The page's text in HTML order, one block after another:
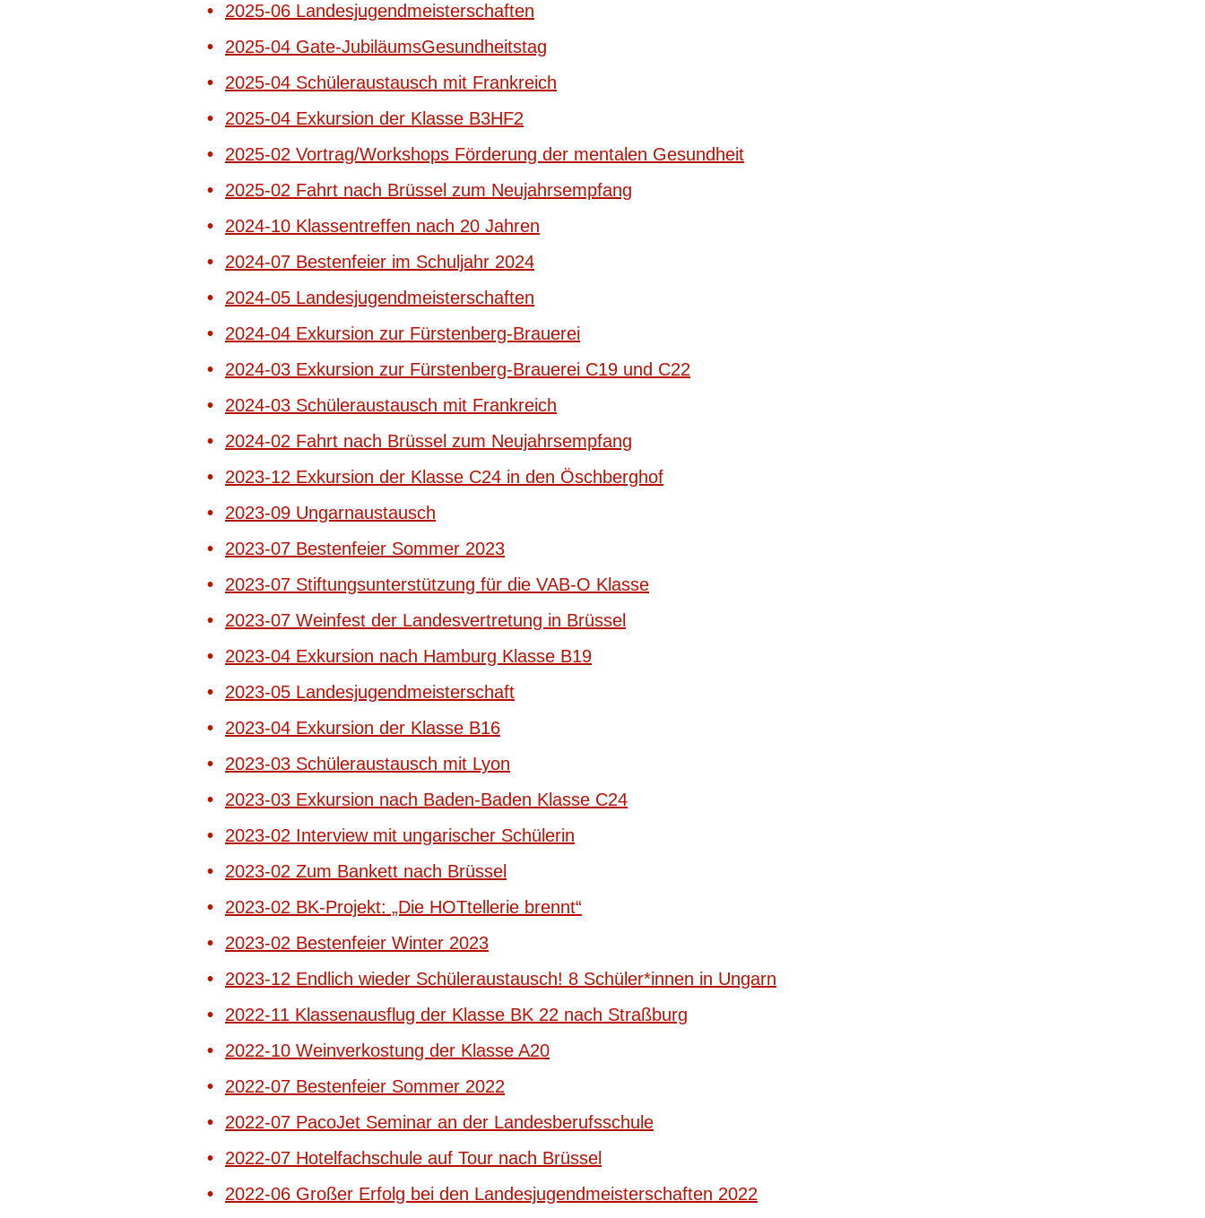
2025-06 Landesjugendmeisterschaften
2025-04 Gate-JubiläumsGesundheitstag
2025-04 Schüleraustausch mit Frankreich
2025-04 Exkursion der Klasse B3HF2
2025-02 Vortrag/Workshops Förderung der mentalen Gesundheit
2025-02 Fahrt nach Brüssel zum Neujahrsempfang
2024-10 Klassentreffen nach 20 Jahren
2024-07 Bestenfeier im Schuljahr 2024
2024-05 Landesjugendmeisterschaften
2024-04 Exkursion zur Fürstenberg-Brauerei
2024-03 Exkursion zur Fürstenberg-Brauerei C19 und C22
2024-03 Schüleraustausch mit Frankreich
2024-02 Fahrt nach Brüssel zum Neujahrsempfang
2023-12 Exkursion der Klasse C24 in den Öschberghof
2023-09 Ungarnaustausch
2023-07 Bestenfeier Sommer 2023
2023-07 Stiftungsunterstützung für die VAB-O Klasse
2023-07 Weinfest der Landesvertretung in Brüssel
2023-04 Exkursion nach Hamburg Klasse B19
2023-05 Landesjugendmeisterschaft
2023-04 Exkursion der Klasse B16
2023-03 Schüleraustausch mit Lyon
2023-03 Exkursion nach Baden-Baden Klasse C24
2023-02 Interview mit ungarischer Schülerin
2023-02 Zum Bankett nach Brüssel
2023-02 BK-Projekt: „Die HOTtellerie brennt“
2023-02 Bestenfeier Winter 2023
2023-12 Endlich wieder Schüleraustausch! 8 Schüler*innen in Ungarn
2022-11 Klassenausflug der Klasse BK 22 nach Straßburg
2022-10 Weinverkostung der Klasse A20
2022-07 Bestenfeier Sommer 2022
2022-07 PacoJet Seminar an der Landesberufsschule
2022-07 Hotelfachschule auf Tour nach Brüssel
2022-06 Großer Erfolg bei den Landesjugendmeisterschaften 2022